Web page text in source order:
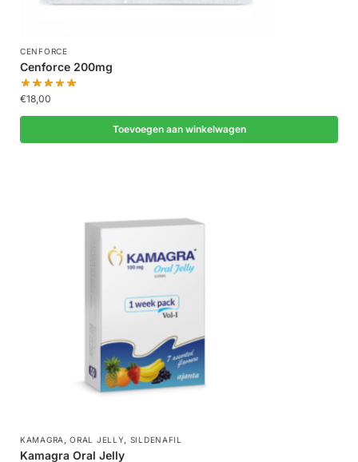
CENFORCE
Cenforce 200mg
€18,00
Toevoegen aan winkelwagen
KAMAGRA ,ORAL JELLY SILDENAFIL
Kamagra Oral Jelly